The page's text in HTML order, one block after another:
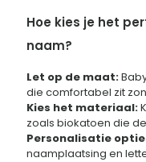
Hoe kies je het
naam?
Let op de maat:
die comfortabel zit
Kies het materiaal:
zoals biokatoen die
Personalisatie
naamplaatsing en